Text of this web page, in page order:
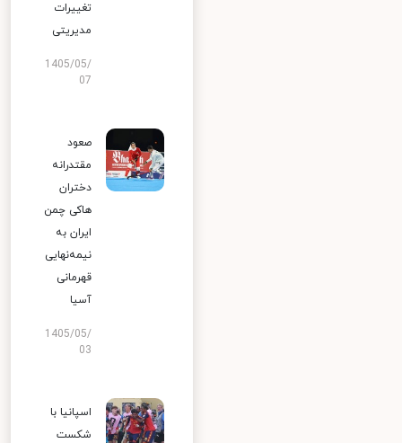
تغییرات
مدیریتی
1405/05/
07
صعود
مقتدرانه
دختران
هاکی چمن
ایران به
نیمه‌نهایی
قهرمانی
آسیا
1405/05/
03
اسپانیا با
شکست